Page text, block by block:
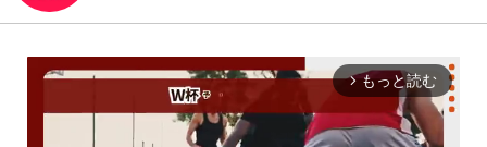
arrow_forward_ios もっと読む